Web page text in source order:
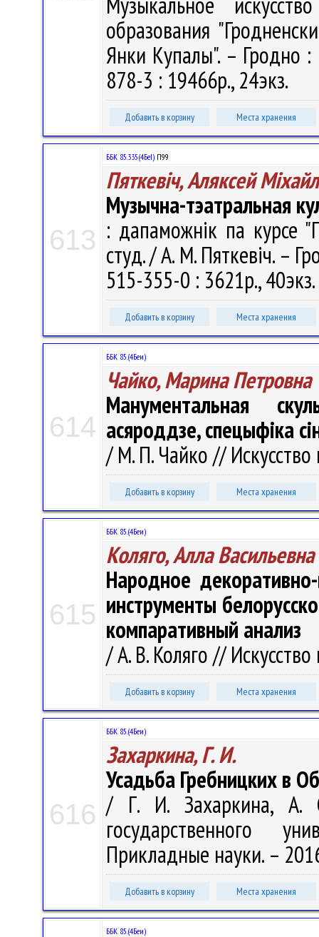
образования
Янки Купалы". – Гродно
878-3 : 19466р., 24экз.
Добавить в корзину Места хранения
613
ББК 85.335(4БеІ) П99
Пяткевіч, Аляксей
Музычна-тэатральная
: дапаможнік па курсе
студ. / А. М. Пяткевіч. –
515-355-0 : 3621р., 40экз.
Добавить в корзину Места хранения
614
ББК 85.(4Беи)
Чайко, Марина Петровна
Манументальная
асяроддзе, спецыфіка
/ М. П. Чайко //
Добавить в корзину Места хранения
615
ББК 85.(4Беи)
Коляго, Алла Васильевна
Народное
инструменты
компаративный анализ
/ А. В. Коляго //
Добавить в корзину Места хранения
616
ББК 85.(4Беи)
Захаркина, Г. И.
Усадьба Гребницких в
/ Г. И. Захаркина, А.
государственного
Прикладные науки. –
Добавить в корзину Места хранения
ББК 85.(4Беи)